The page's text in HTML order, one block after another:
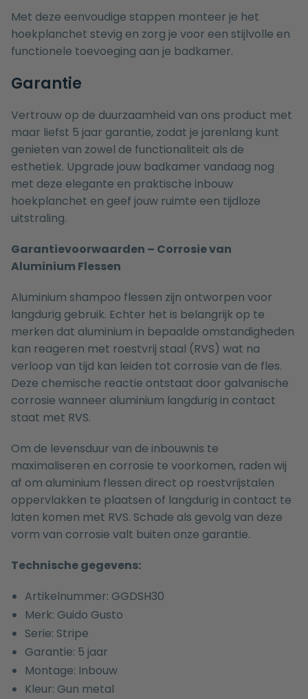
Met deze eenvoudige stappen monteer je het
hoekplanchet stevig en zorg je voor een stijlvolle en
functionele toevoeging aan je badkamer.
Garantie
Vertrouw op de duurzaamheid van ons product met
maar liefst 5 jaar garantie, zodat je jarenlang kunt
genieten van zowel de functionaliteit als de
esthetiek. Upgrade jouw badkamer vandaag nog
met deze elegante en praktische inbouw
hoekplanchet en geef jouw ruimte een tijdloze
uitstraling.
Garantievoorwaarden – Corrosie van
Aluminium Flessen
Aluminium shampoo flessen zijn ontworpen voor
langdurig gebruik. Echter het is belangrijk op te
merken dat aluminium in bepaalde omstandigheden
kan reageren met roestvrij staal (RVS) wat na
verloop van tijd kan leiden tot corrosie van de fles.
Deze chemische reactie ontstaat door galvanische
corrosie wanneer aluminium langdurig in contact
staat met RVS.
Om de levensduur van de inbouwnis te
maximaliseren en corrosie te voorkomen, raden wij
af om aluminium flessen direct op roestvrijstalen
oppervlakken te plaatsen of langdurig in contact te
laten komen met RVS. Schade als gevolg van deze
vorm van corrosie valt buiten onze garantie.
Technische gegevens:
Artikelnummer: GGDSH30
Merk: Guido Gusto
Serie: Stripe
Garantie: 5 jaar
Montage: Inbouw
Kleur: Gun metal